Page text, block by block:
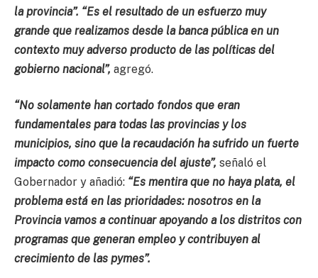
la provincia”. “Es el resultado de un esfuerzo muy
grande que realizamos desde la banca pública en un
contexto muy adverso producto de las políticas del
gobierno nacional”, agregó.
“No solamente han cortado fondos que eran
fundamentales para todas las provincias y los
municipios, sino que la recaudación ha sufrido un fuerte
impacto como consecuencia del ajuste”, señaló el
Gobernador y añadió: “Es mentira que no haya plata, el
problema está en las prioridades: nosotros en la
Provincia vamos a continuar apoyando a los distritos con
programas que generan empleo y contribuyen al
crecimiento de las pymes”.